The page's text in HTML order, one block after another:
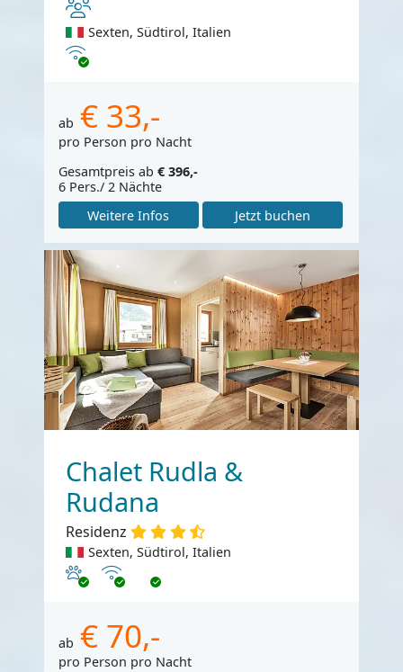
Sexten, Südtirol, Italien
Internet
ab € 33,-
pro Person pro Nacht
Gesamtpreis ab € 396,-
6 Pers./ 2 Nächte
Weitere Infos
Jetzt buchen
Chalet Rudla &
Rudana
Residenz
Sexten, Südtirol, Italien
Haustiere erlaubt
Internet
ab € 70,-
pro Person pro Nacht